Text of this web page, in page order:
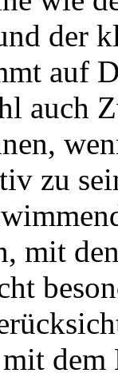
der
auf
auch
zu
mit